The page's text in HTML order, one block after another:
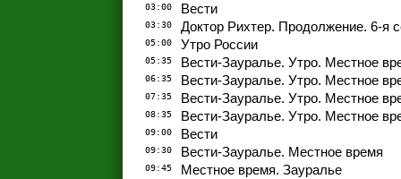
03:00 Вести
03:30 Доктор Рихтер. Продолжение. 6-я
05:00 Утро России
05:35 Вести-Зауралье. Утро. Местное
06:35 Вести-Зауралье. Утро. Местное
07:35 Вести-Зауралье. Утро. Местное
08:35 Вести-Зауралье. Утро. Местное
09:00 Вести
09:30 Вести-Зауралье. Местное время
09:45 Местное время. Зауралье